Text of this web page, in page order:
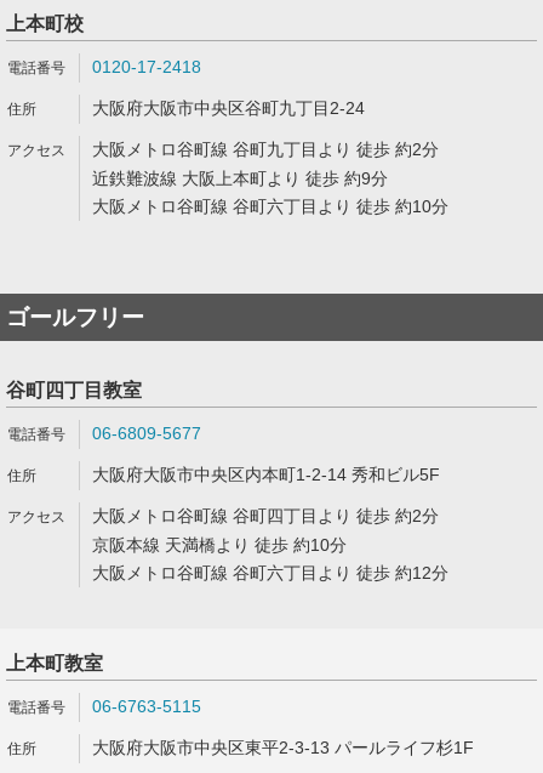
上本町校
0120-17-2418
大阪府大阪市中央区谷町九丁目2-24
大阪メトロ谷町線 谷町九丁目より 徒歩 約2分
近鉄難波線 大阪上本町より 徒歩 約9分
大阪メトロ谷町線 谷町六丁目より 徒歩 約10分
ゴールフリー
谷町四丁目教室
06-6809-5677
大阪府大阪市中央区内本町1-2-14 秀和ビル5F
大阪メトロ谷町線 谷町四丁目より 徒歩 約2分
京阪本線 天満橋より 徒歩 約10分
大阪メトロ谷町線 谷町六丁目より 徒歩 約12分
上本町教室
06-6763-5115
大阪府大阪市中央区東平2-3-13 パールライフ杉1F